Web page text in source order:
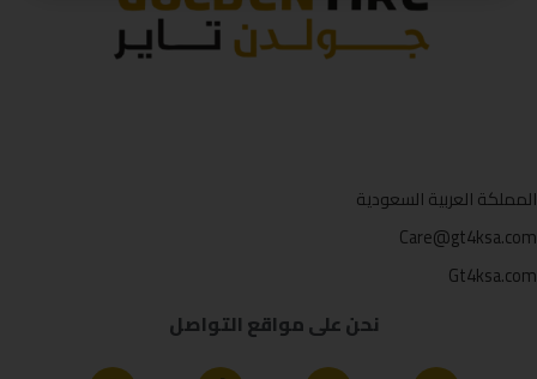
المملكة العربية السعودية
Care@gt4ksa.com
Gt4ksa.com
نحن على مواقع التواصل